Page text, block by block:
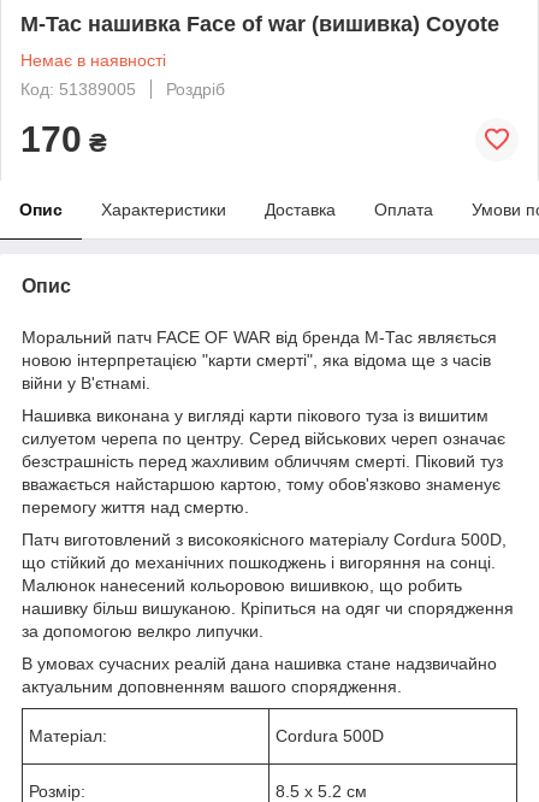
M-Tac нашивка Face of war (вишивка) Coyote
Немає в наявності
Код: 51389005
Роздріб
170 ₴
Опис Характеристики Доставка Оплата Умови
Опис
Моральний патч FACE OF WAR від бренда М-Тас являється
новою інтерпретацією "карти смерті", яка відома ще з часів
війни у В'єтнамі.
Нашивка виконана у вигляді карти пікового туза із вишитим
силуетом черепа по центру. Серед військових череп означає
безстрашність перед жахливим обличчям смерті. Піковий туз
вважається найстаршою картою, тому обов'язково знаменує
перемогу життя над смертю.
Патч виготовлений з високоякісного матеріалу Cordura 500D,
що стійкий до механічних пошкоджень і вигоряння на сонці.
Малюнок нанесений кольоровою вишивкою, що робить
нашивку більш вишуканою. Кріпиться на одяг чи спорядження
за допомогою велкро липучки.
В умовах сучасних реалій дана нашивка стане надзвичайно
актуальним доповненням вашого спорядження.
Матеріал: Cordura 500D
Розмір: 8.5 х 5.2 см